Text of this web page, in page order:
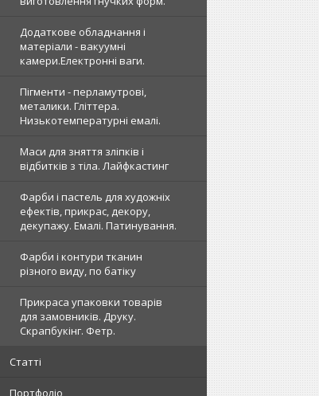
Додаткове обладнання і
матеріали - вакуумні
камери.Електронні ваги.
Пігменти - перламутрові,
металики. Гліттера.
Низькотемпературні емалі.
Маси для зняття зліпків і
відбитків з тіла. Лайфкастинг
Фарби і пастель для художніх
ефектів, прикрас, декору,
декупажу. Емалі. Патинування.
Фарби і контури тканин
різного виду, по батіку
Прикраса упаковки товарів
для замовників. Друку.
Скрапбукінг. Фетр.
Статті
Портфоліо